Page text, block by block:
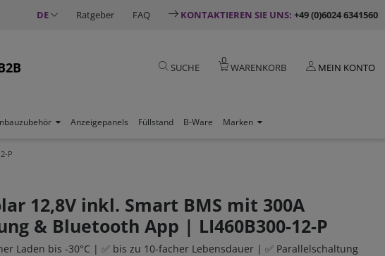
DE Ratgeber FAQ KONTAKTIEREN SIE UNS: +49 (0)6024 6341560
SUCHE
0
WARENKORB MEIN KONTO
Anzeigepanels Füllstand B-Ware Marken
P
12,8V inkl. Smart BMS mit 300A
& Bluetooth App | LI460B300-12-P
Laden bis -30°C | ✅ bis zu 10-facher Lebensdauer | ✅ Parallelschaltung